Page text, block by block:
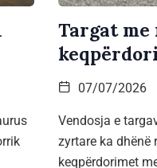
Targat
07/07/2026
Vendosja e
zyrtare ka dhënë
keqpërdorimet